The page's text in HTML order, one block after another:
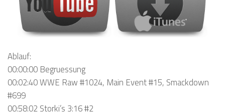
Ablauf:
00:00:00 Begruessung
00:02:40 WWE Raw #1024, Main Event #15, Smackdown
#699
00:58:02 Storki’s 3:16 #2